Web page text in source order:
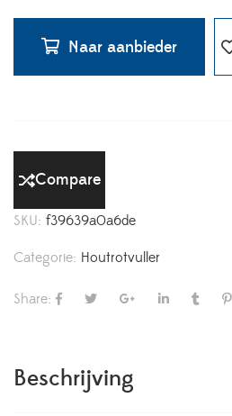
Naar aanbieder
Compare
SKU: f39639a0a6de
Categorie: Houtrotvuller
Share:
Beschrijving